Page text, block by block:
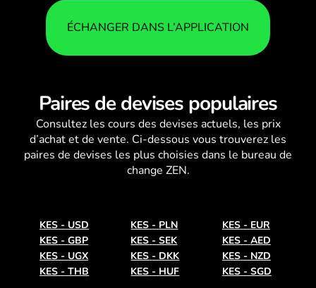
ÉCHANGER DANS L’APPLICATION
Paires de devises populaires
Consultez les cours des devises actuels, les prix
d’achat et de vente. Ci-dessous vous trouverez les
paires de devises les plus choisies dans le bureau de
change ZEN.
KES - USD KES - PLN KES - EUR
KES - GBP KES - SEK KES - AED
KES - UGX KES - DKK KES - NZD
KES - THB KES - HUF KES - SGD